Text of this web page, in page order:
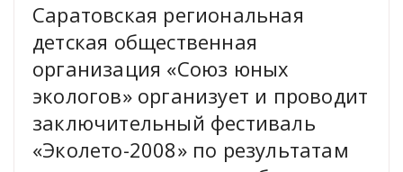
Саратовская региональная
детская общественная
организация «Союз юных
экологов» организует и проводит
заключительный фестиваль
«Эколето-2008» по результатам